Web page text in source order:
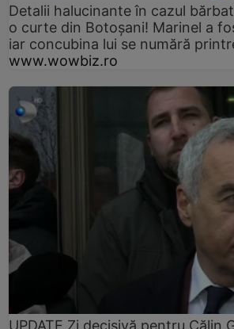
Detalii halucinante în cazul
o curte din Botoșani! Marinel a
iar concubina lui se numără
www.wowbiz.ro
UPDATE Zi decisivă pentru Călin